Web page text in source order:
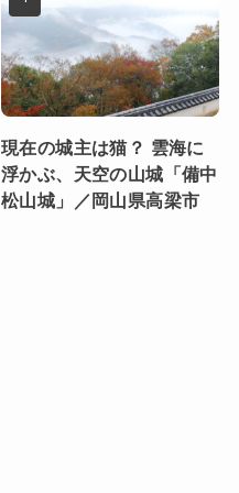
現在の城主は猫？ 雲海に
浮かぶ、天空の山城「備中
松山城」／岡山県高梁市